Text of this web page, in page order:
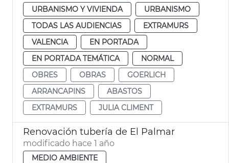
URBANISMO Y VIVIENDA
URBANISMO
TODAS LAS AUDIENCIAS
EXTRAMURS
VALENCIA
EN PORTADA
EN PORTADA TEMÁTICA
NORMAL
OBRES
OBRAS
GOERLICH
ARRANCAPINS
ABASTOS
EXTRAMURS
JULIA CLIMENT
Renovación tubería de El Palmar
modificado hace 1 año
MEDIO AMBIENTE